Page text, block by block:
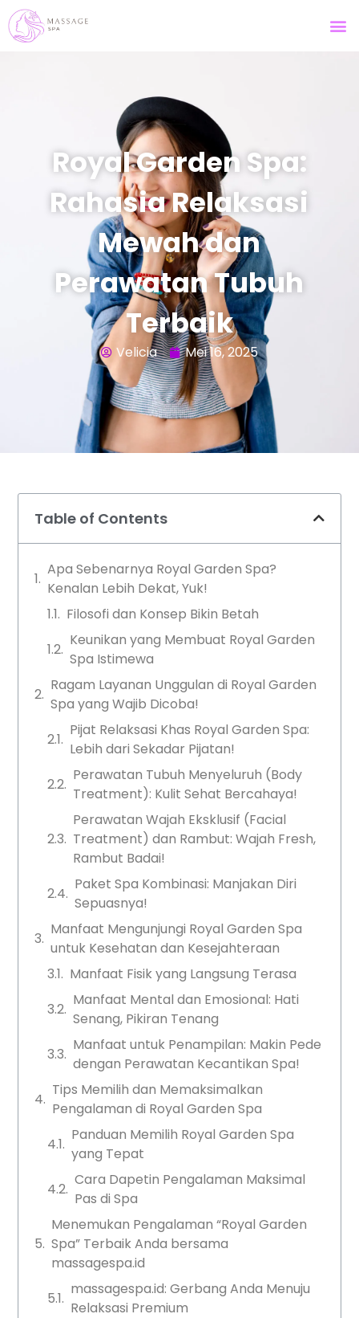
Royal Garden Spa:
Rahasia Relaksasi
Mewah dan
Perawatan Tubuh
Terbaik
Velicia Mei 16, 2025
Table of Contents
Apa Sebenarnya Royal Garden Spa?
Kenalan Lebih Dekat, Yuk!
Filosofi dan Konsep Bikin Betah
Keunikan yang Membuat Royal Garden
Spa Istimewa
Ragam Layanan Unggulan di Royal Garden
Spa yang Wajib Dicoba!
Pijat Relaksasi Khas Royal Garden Spa:
Lebih dari Sekadar Pijatan!
Perawatan Tubuh Menyeluruh (Body
Treatment): Kulit Sehat Bercahaya!
Perawatan Wajah Eksklusif (Facial
Treatment) dan Rambut: Wajah Fresh,
Rambut Badai!
Paket Spa Kombinasi: Manjakan Diri
Sepuasnya!
Manfaat Mengunjungi Royal Garden Spa
untuk Kesehatan dan Kesejahteraan
Manfaat Fisik yang Langsung Terasa
Manfaat Mental dan Emosional: Hati
Senang, Pikiran Tenang
Manfaat untuk Penampilan: Makin Pede
dengan Perawatan Kecantikan Spa!
Tips Memilih dan Memaksimalkan
Pengalaman di Royal Garden Spa
Panduan Memilih Royal Garden Spa
yang Tepat
Cara Dapetin Pengalaman Maksimal
Pas di Spa
Menemukan Pengalaman “Royal Garden
Spa” Terbaik Anda bersama
massagespa.id
massagespa.id: Gerbang Anda Menuju
Relaksasi Premium